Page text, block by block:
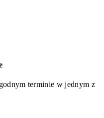
terminie w jednym z